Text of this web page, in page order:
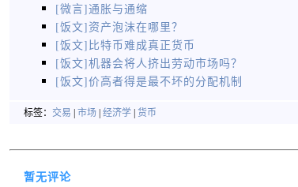
[微言]通胀与通缩
[饭文]资产泡沫在哪里？
[饭文]比特币难成真正货币
[饭文]机器会将人挤出劳动市场吗？
[饭文]价高者得是最不坏的分配机制
标签： 交易 市场 经济学 货币
暂无评论